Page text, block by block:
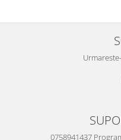
0758941437